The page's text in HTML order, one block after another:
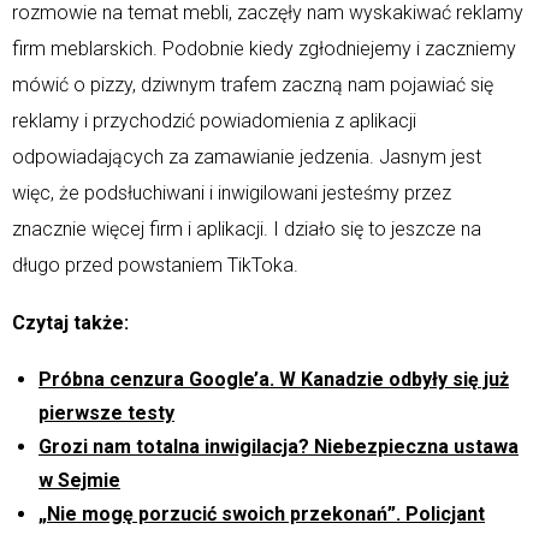
rozmowie na temat mebli, zaczęły nam wyskakiwać reklamy
firm meblarskich. Podobnie kiedy zgłodniejemy i zaczniemy
mówić o pizzy, dziwnym trafem zaczną nam pojawiać się
reklamy i przychodzić powiadomienia z aplikacji
odpowiadających za zamawianie jedzenia. Jasnym jest
więc, że podsłuchiwani i inwigilowani jesteśmy przez
znacznie więcej firm i aplikacji. I działo się to jeszcze na
długo przed powstaniem TikToka.
Czytaj także:
Próbna cenzura Google’a. W Kanadzie odbyły się już
pierwsze testy
Grozi nam totalna inwigilacja? Niebezpieczna ustawa
w Sejmie
„Nie mogę porzucić swoich przekonań”. Policjant